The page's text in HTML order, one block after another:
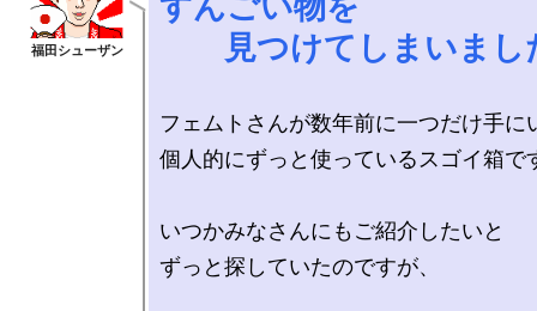
見つけてしまいまし
フェムトさんが数年前に一つだけ手に
個人的にずっと使っているスゴイ箱で
いつかみなさんにもご紹介したいと
ずっと探していたのですが、